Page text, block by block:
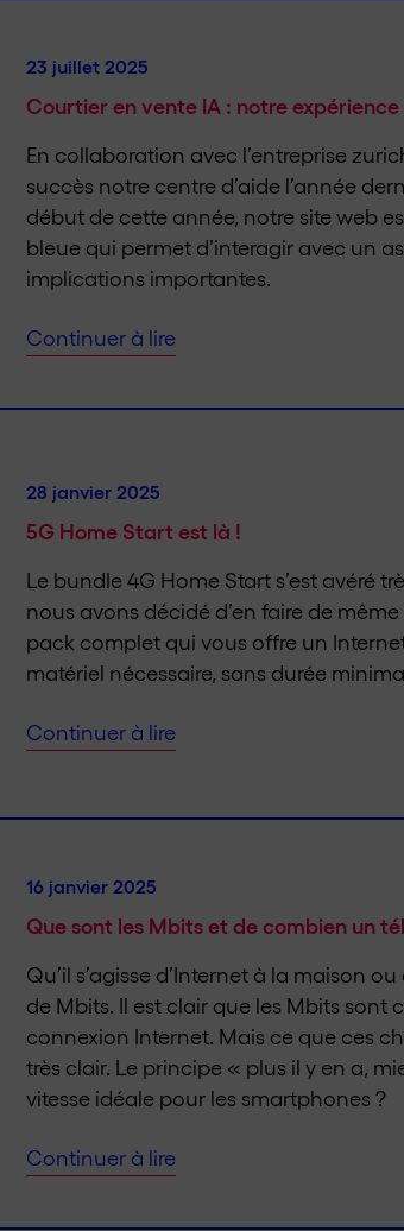
23 juillet 2025
Courtier en vente IA : notre
En collaboration avec l’entreprise
succès notre centre d’aide l’année
début de cette année, notre site web
bleue qui permet d’interagir avec un
implications importantes.
Continuer à lire
28 janvier 2025
5G Home Start est là !
Le bundle 4G Home Start s’est avéré
nous avons décidé d’en faire de
pack complet qui vous offre un
matériel nécessaire, sans durée
Continuer à lire
16 janvier 2025
Que sont les Mbits et de combien un
Qu’il s’agisse d’Internet à la maison
de Mbits. Il est clair que les Mbits sont
connexion Internet. Mais ce que ces
très clair. Le principe « plus il y en a,
vitesse idéale pour les smartphones ?
Continuer à lire